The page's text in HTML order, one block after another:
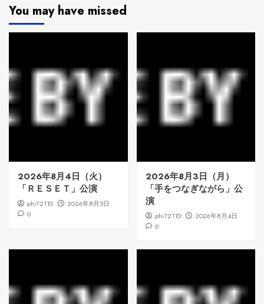
You may have missed
2026年8月4日（火）
「ＲＥＳＥＴ」公演
phi72110
2026年8月5日
0
2026年8月3日（月）
「手をつなぎながら」公
演
phi72110
2026年8月4日
0